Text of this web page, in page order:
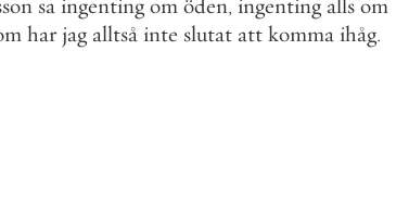
sa ingenting om öden, ingenting alls om
har jag alltså inte slutat att komma ihåg.